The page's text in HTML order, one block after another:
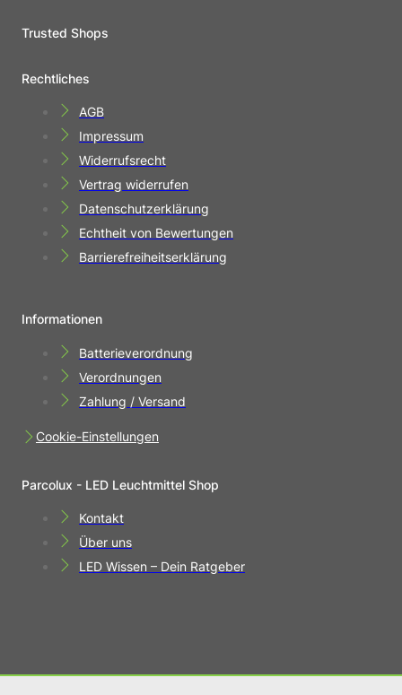
Trusted Shops
Rechtliches
AGB
Impressum
Widerrufsrecht
Vertrag widerrufen
Datenschutzerklärung
Echtheit von Bewertungen
Barrierefreiheitserklärung
Informationen
Batterieverordnung
Verordnungen
Zahlung / Versand
Cookie-Einstellungen
Parcolux - LED Leuchtmittel Shop
Kontakt
Über uns
LED Wissen – Dein Ratgeber